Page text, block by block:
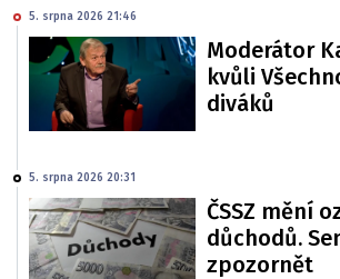
5. srpna 2026 21:46
Moderátor
kvůli
diváků
5. srpna 2026 20:31
ČSSZ mění
důchodů.
zpozornět